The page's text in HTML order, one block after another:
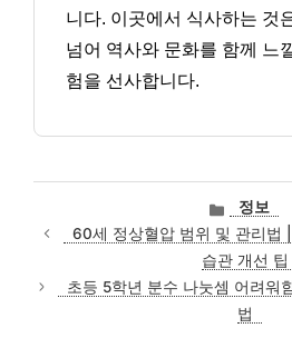
니다. 이곳에서 식사하는 것
넘어 역사와 문화를 함께 느
험을 선사합니다.
카
테
고
리
정보
60세 정상혈압 범위 및 관리법
습관 개선 팁
초등 5학년 분수 나눗셈 어려워
법